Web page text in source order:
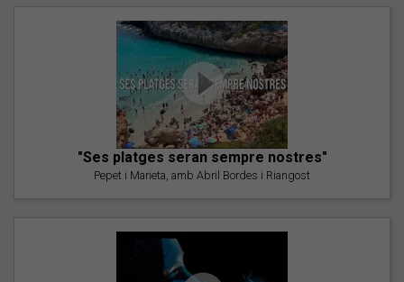
"Ses platges seran sempre nostres"
Pepet i Marieta, amb Abril Bordes i Riangost